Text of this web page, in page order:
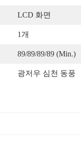
LCD 화면
1개
89/89/89/89 (Min.)
광저우 심천 동풍